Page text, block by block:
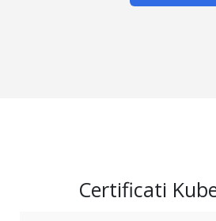
Certificati